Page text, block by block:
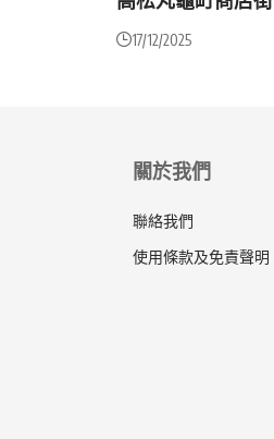
17/12/2025
關於我們
聯絡我們
使用條款及免責聲明